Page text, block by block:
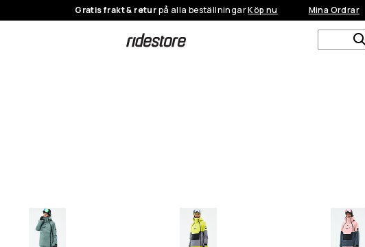
Gratis frakt & returpå alla beställningarKöp nu Mina Ordrar